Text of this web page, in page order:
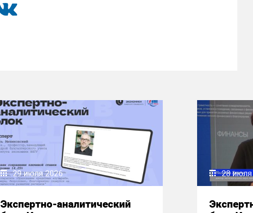
29 июля 2026
Экспертно-аналитический
28